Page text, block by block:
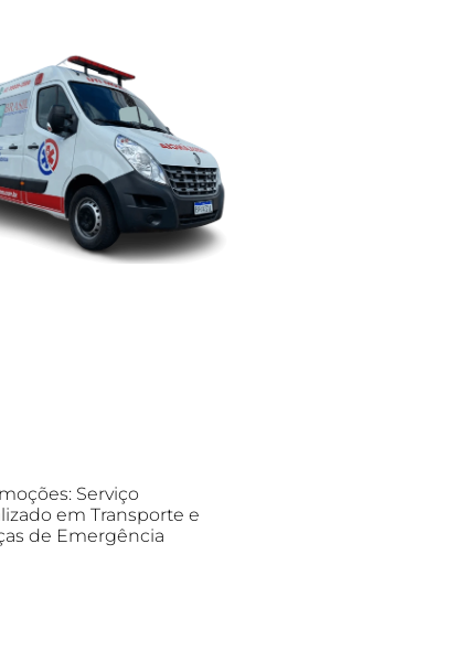
Serviço
em Transporte e
de Emergência